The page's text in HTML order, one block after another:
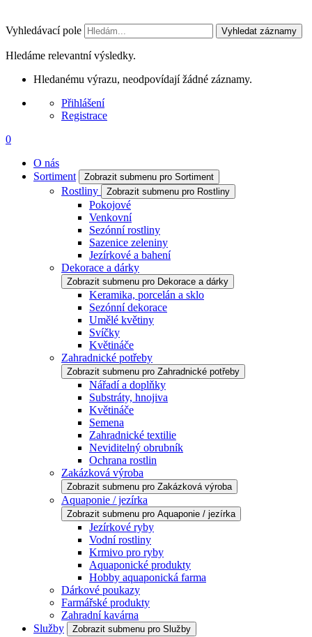
Vyhledávací pole Vyhledat záznamy
Hledáme relevantní výsledky.
Hledanému výrazu, neodpovídají žádné záznamy.
Přihlášení
Registrace
0
O nás
Sortiment
Zobrazit submenu pro Sortiment
Rostliny Zobrazit submenu pro Rostliny
Pokojové
Venkovní
Sezónní rostliny
Sazenice zeleniny
Jezírkové a bahení
Dekorace a dárky
Zobrazit submenu pro Dekorace a dárky
Keramika, porcelán a sklo
Sezónní dekorace
Umělé květiny
Svíčky
Květináče
Zahradnické potřeby
Zobrazit submenu pro Zahradnické potřeby
Nářadí a doplňky
Substráty, hnojiva
Květináče
Semena
Zahradnické textilie
Neviditelný obrubník
Ochrana rostlin
Zakázková výroba
Zobrazit submenu pro Zakázková výroba
Aquaponie / jezírka
Zobrazit submenu pro Aquaponie / jezírka
Jezírkové ryby
Vodní rostliny
Krmivo pro ryby
Aquaponické produkty
Hobby aquaponická farma
Dárkové poukazy
Farmářské produkty
Zahradní kavárna
Služby
Zobrazit submenu pro Služby